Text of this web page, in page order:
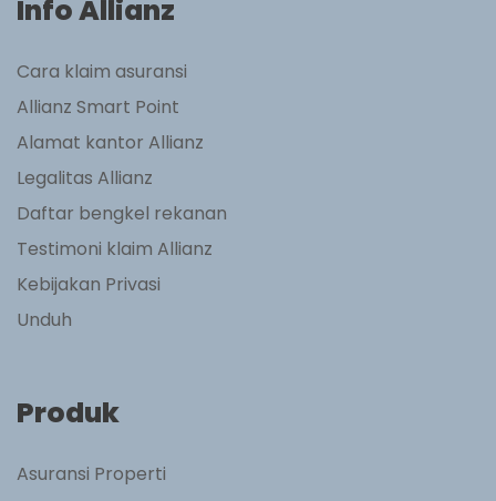
Info Allianz
Cara klaim asuransi
Allianz Smart Point
Alamat kantor Allianz
Legalitas Allianz
Daftar bengkel rekanan
Testimoni klaim Allianz
Kebijakan Privasi
Unduh
Produk
Asuransi Properti